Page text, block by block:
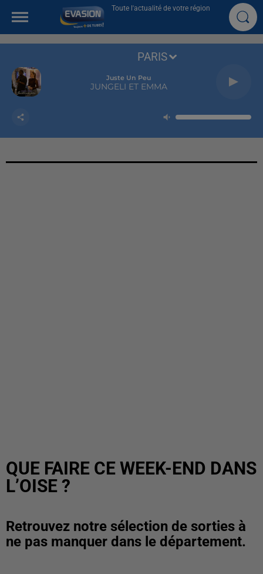
Toute l'actualité de votre région
Juste Un Peu
JUNGELI ET EMMA
PARIS
QUE FAIRE CE WEEK-END DANS
L’OISE ?
Retrouvez notre sélection de sorties à
ne pas manquer dans le département.